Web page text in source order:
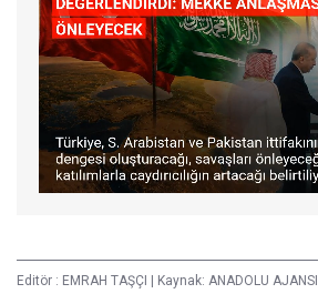
Editör : EMRAH TAŞÇI | Kaynak: ANADOLU AJANSI